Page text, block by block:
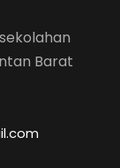
Barat